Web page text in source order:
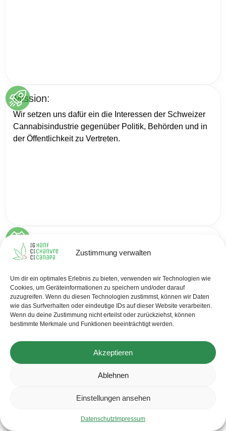
Zustimmung verwalten
Um dir ein optimales Erlebnis zu bieten, verwenden wir Technologien wie
Cookies, um Geräteinformationen zu speichern und/oder darauf
zuzugreifen. Wenn du diesen Technologien zustimmst, können wir Daten
wie das Surfverhalten oder eindeutige IDs auf dieser Website verarbeiten.
Wenn du deine Zustimmung nicht erteilst oder zurückziehst, können
bestimmte Merkmale und Funktionen beeinträchtigt werden.
Akzeptieren
Ablehnen
Einstellungen ansehen
Datenschutz Impressum
Mission:
Wir setzen uns dafür ein die Interessen der Schweizer
Cannabisindustrie gegenüber Politik, Behörden und in
der Öffentlichkeit zu Vertreten.
Wir vertreten die Interessen des Verbandes und agieren
Anerkannt Vernetzt Professionell Engagiert
VORSTAND - MITARBEITER - IG HANF SCHWEIZ